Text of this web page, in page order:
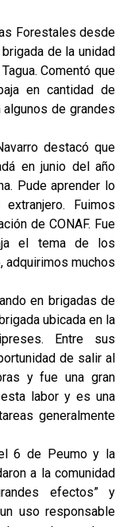
Forestales desde
de la unidad
Comentó que
en cantidad de
de grandes
destacó que
en junio del año
Pude aprender lo
Fuimos
de CONAF. Fue
el tema de los
adquirimos muchos
en brigadas de
ubicada en la
Entre sus
de salir al
y fue una gran
labor y es una
generalmente
6 de Peumo y la
a la comunidad
efectos” y
uso responsable